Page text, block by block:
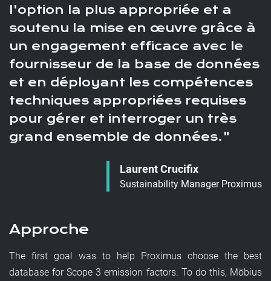
l'option la plus appropriée et a
soutenu la mise en œuvre grâce à
un engagement efficace avec le
fournisseur de la base de données
et en déployant les compétences
techniques appropriées requises
pour gérer et interroger un très
grand ensemble de données.
Laurent Crucifix
Sustainability Manager Proximus
Approche
The first goal was to help Proximus choose the best
database for Scope 3 emission factors. To do this, Möbius